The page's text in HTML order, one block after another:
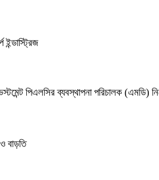
ইন্ডাস্ট্রিজ
পিএলসির ব্যবস্থাপনা পরিচালক (এমডি)
বাড়তি